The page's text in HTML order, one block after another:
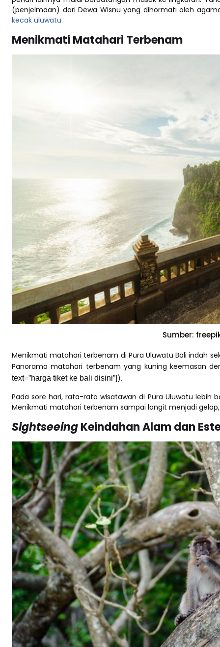
(penjelmaan) dari Dewa Wisnu yang dihormati oleh
kecak uluwatu.
Menikmati Matahari Terbenam
Sumber:
Menikmati matahari terbenam di Pura Uluwatu Bali indah
Panorama matahari terbenam yang kuning keemasan
text=”harga tiket ke bali disini”]).
Pada sore hari, rata-rata wisatawan di Pura Uluwatu
Menikmati matahari terbenam sampai langit menjadi
SightseeingKeindahan Alam dan